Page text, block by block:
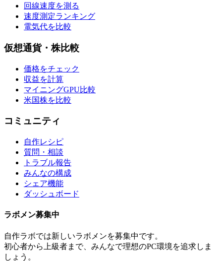
回線速度を測る
速度測定ランキング
電気代を比較
仮想通貨・株比較
価格をチェック
収益を計算
マイニングGPU比較
米国株を比較
コミュニティ
自作レシピ
質問・相談
トラブル報告
みんなの構成
シェア機能
ダッシュボード
ラボメン募集中
自作ラボでは新しいラボメンを募集中です。
初心者から上級者まで、みんなで理想のPC環境を追求しま
しょう。